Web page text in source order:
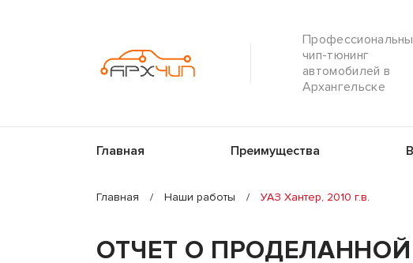
чип-тюнинг
автомобилей в
Архангельске
Главная Преимущества
Главная / Наши работы / УАЗ Хантер, 2010 г.в.
ОТЧЕТ О ПРОДЕЛАННОЙ